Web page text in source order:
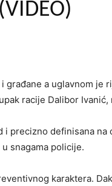
građane a uglavnom je
racije Dalibor
i precizno definisana
snagama policije.
karaktera.